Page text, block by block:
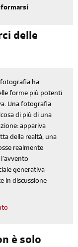
delle
fotografia ha
forme più potenti
Una fotografia
di più di una
appariva
della realtà, una
realmente
generativa
in discussione
è solo